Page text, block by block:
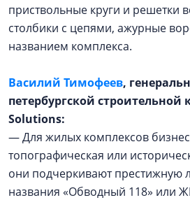
приствольные круги и решетки
столбики с цепями, ажурные
названием комплекса.
Василий Тимофеев,
петербургской
Solutions:
— Для жилых комплексов
топографическая или
они подчеркивают престижную
названия «Обводный 118» или